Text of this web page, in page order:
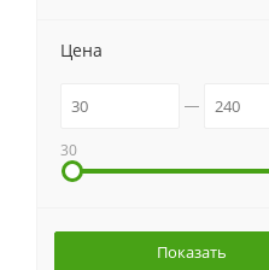
Цена
30